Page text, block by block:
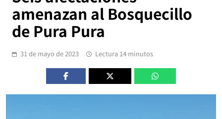
amenazan al Bosquecillo
de Pura Pura
31 de mayo de 2023 Lectura 14 minutos